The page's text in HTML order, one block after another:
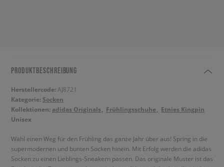
PRODUKTBESCHREIBUNG
Herstellercode: AJ8721
Kategorie: Socken
Kollektionen: adidas Originals Frühlingsschuhe
Etnies Kingpin
Unisex
Wähl einen Weg für den Frühling das ganze Jahr über aus! Spring in die
supermodernen und bunten Socken hinein. Mit Erfolg werden die adidas
Socken zu einen Lieblings-Sneakern passen. Das originale Muster ist das